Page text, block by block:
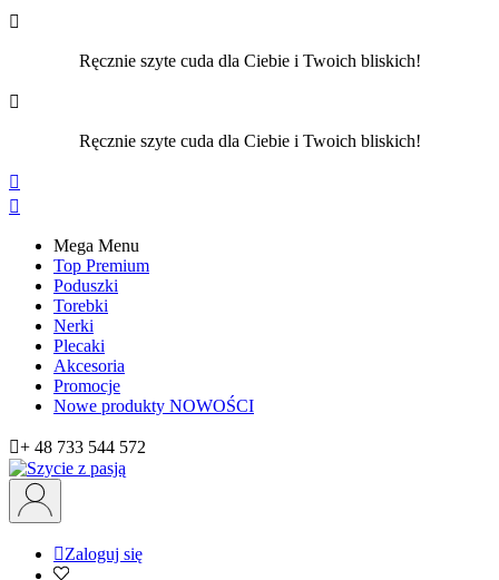

Ręcznie szyte cuda dla Ciebie i Twoich bliskich!

Ręcznie szyte cuda dla Ciebie i Twoich bliskich!


Mega Menu
Top Premium
Poduszki
Torebki
Nerki
Plecaki
Akcesoria
Promocje
Nowe produkty NOWOŚCI
+ 48 733 544 572
Zaloguj się